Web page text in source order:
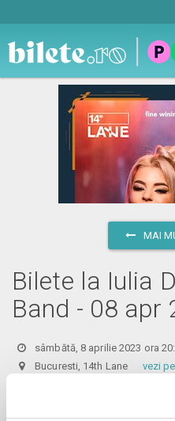
MAI
Bilete la Iulia
Band - 08 apr
sâmbătă, 8 aprilie 2023 ora
Bucuresti, 14th Lane vezi
Rezervarea locurilor în